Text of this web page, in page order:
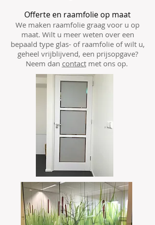
Offerte en raamfolie op maat
We maken raamfolie graag voor u op
maat. Wilt u meer weten over een
bepaald type glas- of raamfolie of wilt u,
geheel vrijblijvend, een prijsopgave?
Neem dan contactmet ons op.